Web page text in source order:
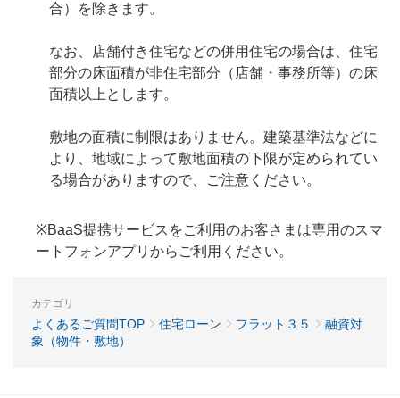
合）を除きます。
なお、店舗付き住宅などの併用住宅の場合は、住宅
部分の床面積が非住宅部分（店舗・事務所等）の床
面積以上とします。
敷地の面積に制限はありません。建築基準法などに
より、地域によって敷地面積の下限が定められてい
る場合がありますので、ご注意ください。
※BaaS提携サービスをご利用のお客さまは専用のスマ
ートフォンアプリからご利用ください。
カテゴリ
よくあるご質問TOP 住宅ローン フラット３５
融資対
象（物件・敷地）